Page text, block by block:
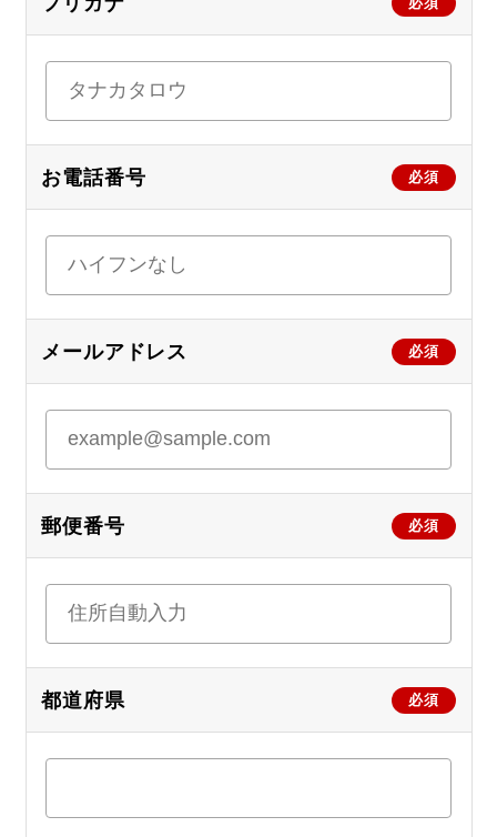
必須
お電話番号
必須
メールアドレス
必須
郵便番号
必須
都道府県